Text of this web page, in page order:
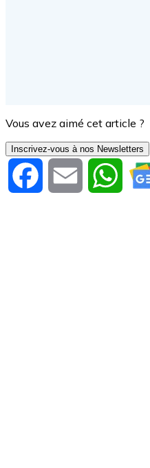
Vous avez aimé cet article ?
Inscrivez-vous à nos Newsletters
Facebook Email